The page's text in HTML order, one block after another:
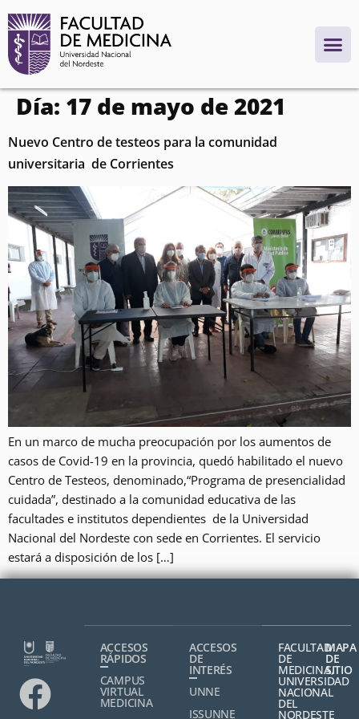
contenido
Día: 17 de mayo de 2021
Nuevo Centro de testeos para la comunidad
universitaria de Corrientes
En un marco de mucha preocupación por los aumentos de
casos de Covid-19 en la provincia, quedó habilitado el nuevo
Centro de Testeos, denominado,“Programa de presencialidad
cuidada”, destinado a la comunidad educativa de las
facultades e institutos dependientes de la Universidad
Nacional del Nordeste con sede en Corrientes. El servicio
estará a disposición de los […]
ACCESOS
RÁPIDOS
CAMPUS
VIRTUAL
MEDICINA
ACCESOS
DE
INTERÉS
UNNE
ISSUNNE
FACULTAD
DE
MEDICINA,
UNIVERSIDAD
NACIONAL
DEL
NORDESTE
MAPA
DE
SITIO